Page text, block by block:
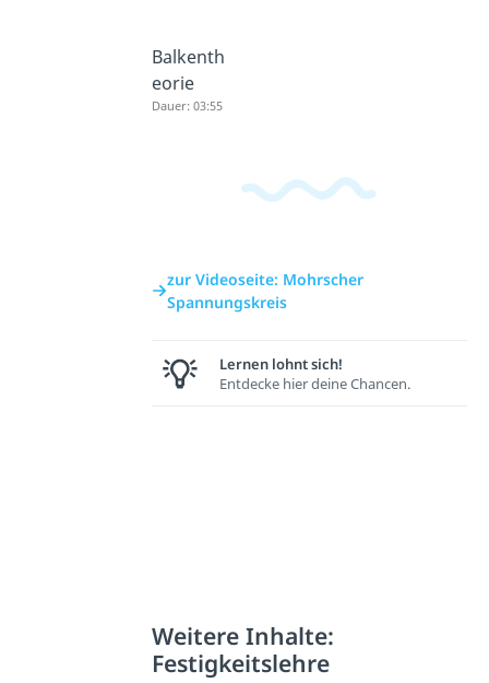
Balkenth
eorie
Dauer: 03:55
zur Videoseite: Mohrscher
Spannungskreis
Lernen lohnt sich!
Entdecke hier deine Chancen.
Weitere Inhalte:
Festigkeitslehre